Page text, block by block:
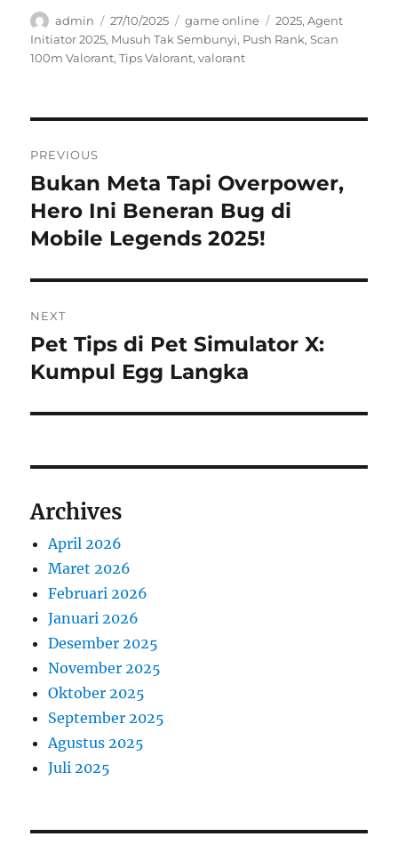
Author
admin
Posted
on
27/10/2025 Categories
game online Tags
2025,Agent
Initiator 2025, Musuh Tak Sembunyi, Push Rank,Scan
100m Valorant,Tips Valorant,valorant
pos
PREVIOUS
Previous
post:
Bukan Meta Tapi Overpower,
Hero Ini Beneran Bug di
Mobile Legends 2025!
NEXT
Next
post:
Pet Tips di Pet Simulator X:
Kumpul Egg Langka
Archives
April 2026
Maret 2026
Februari 2026
Januari 2026
Desember 2025
November 2025
Oktober 2025
September 2025
Agustus 2025
Juli 2025